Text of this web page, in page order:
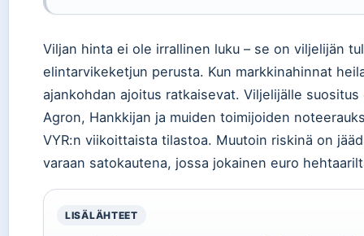
Viljan hinta ei ole irrallinen luku – se on viljelijän
elintarvikeketjun perusta. Kun markkinahinnat
ajankohdan ajoitus ratkaisevat. Viljelijälle
Agron, Hankkijan ja muiden toimijoiden
VYR:n viikoittaista tilastoa. Muutoin riskinä on
varaan satokautena, jossa jokainen euro
LISÄLÄHTEET